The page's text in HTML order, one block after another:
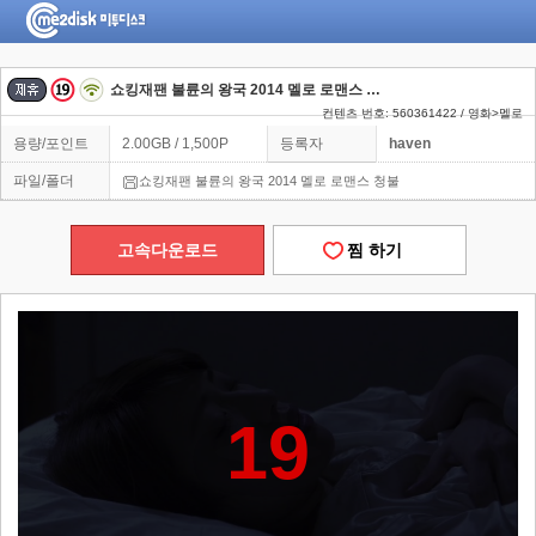
쇼킹재팬 불륜의 왕국 2014 멜로 로맨스 청불
컨텐츠 번호: 560361422 / 영화>멜로
용량/포인트 2.00GB / 1,500P 등록자 haven
파일/폴더 쇼킹재팬 불륜의 왕국 2014 멜로 로맨스 청불
고속다운로드 찜 하기
19